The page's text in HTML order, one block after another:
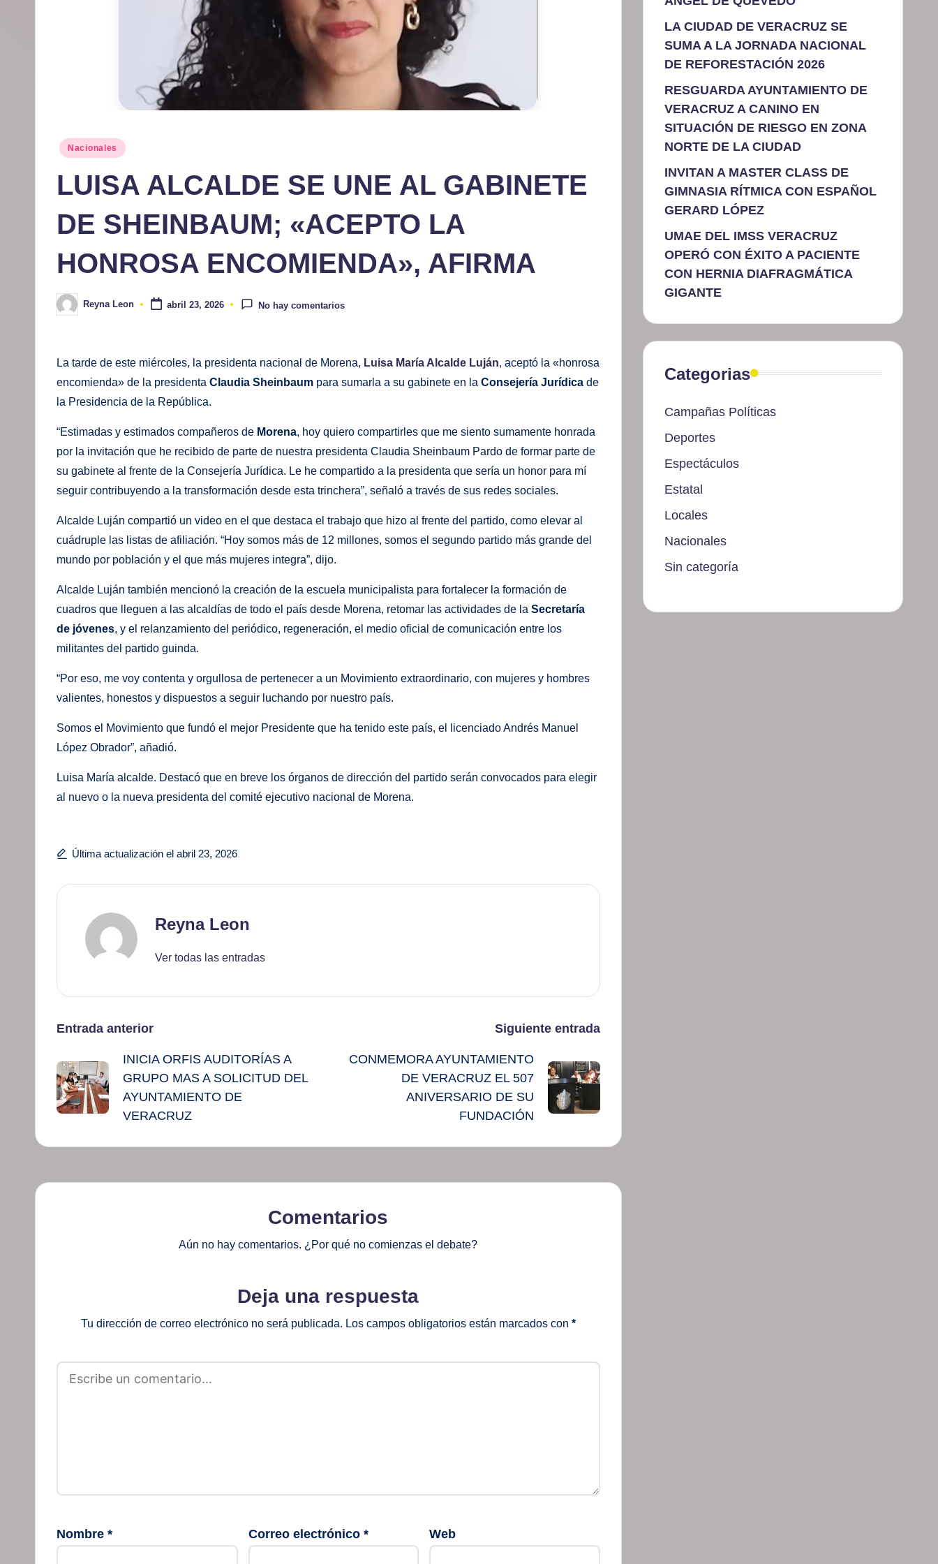
Publicado
Nacionales
LUISA ALCALDE SE UNE AL GABINETE
DE SHEINBAUM; «ACEPTO LA
HONROSA ENCOMIENDA», AFIRMA
Publicado
por
Reyna Leon abril 23, 2026 No hay comentarios
La tarde de este miércoles, la presidenta nacional de Morena, Luisa María Alcalde Luján, aceptó la «honrosa
encomienda» de la presidenta Claudia Sheinbaum para sumarla a su gabinete en la Consejería Jurídica de
la Presidencia de la República.
“Estimadas y estimados compañeros de Morena, hoy quiero compartirles que me siento sumamente honrada
por la invitación que he recibido de parte de nuestra presidenta Claudia Sheinbaum Pardo de formar parte de
su gabinete al frente de la Consejería Jurídica. Le he compartido a la presidenta que sería un honor para mí
seguir contribuyendo a la transformación desde esta trinchera”, señaló a través de sus redes sociales.
Alcalde Luján compartió un video en el que destaca el trabajo que hizo al frente del partido, como elevar al
cuádruple las listas de afiliación. “Hoy somos más de 12 millones, somos el segundo partido más grande del
mundo por población y el que más mujeres integra”, dijo.
Alcalde Luján también mencionó la creación de la escuela municipalista para fortalecer la formación de
cuadros que lleguen a las alcaldías de todo el país desde Morena, retomar las actividades de la Secretaría
de jóvenes, y el relanzamiento del periódico, regeneración, el medio oficial de comunicación entre los
militantes del partido guinda.
“Por eso, me voy contenta y orgullosa de pertenecer a un Movimiento extraordinario, con mujeres y hombres
valientes, honestos y dispuestos a seguir luchando por nuestro país.
Somos el Movimiento que fundó el mejor Presidente que ha tenido este país, el licenciado Andrés Manuel
López Obrador”, añadió.
Luisa María alcalde. Destacó que en breve los órganos de dirección del partido serán convocados para elegir
al nuevo o la nueva presidenta del comité ejecutivo nacional de Morena.
Última actualización el abril 23, 2026
Reyna Leon
Ver todas las entradas
Navegación
de
entradas
Entrada anterior
INICIA ORFIS AUDITORÍAS A
GRUPO MAS A SOLICITUD DEL
AYUNTAMIENTO DE
VERACRUZ
Siguiente entrada
CONMEMORA AYUNTAMIENTO
DE VERACRUZ EL 507
ANIVERSARIO DE SU
FUNDACIÓN
Comentarios
Aún no hay comentarios. ¿Por qué no comienzas el debate?
Deja una respuesta
Tu dirección de correo electrónico no será publicada. Los campos obligatorios están marcados con *
Nombre * Correo electrónico * Web
LA CIUDAD DE VERACRUZ SE
SUMA A LA JORNADA NACIONAL
DE REFORESTACIÓN 2026
RESGUARDA AYUNTAMIENTO DE
VERACRUZ A CANINO EN
SITUACIÓN DE RIESGO EN ZONA
NORTE DE LA CIUDAD
INVITAN A MASTER CLASS DE
GIMNASIA RÍTMICA CON ESPAÑOL
GERARD LÓPEZ
UMAE DEL IMSS VERACRUZ
OPERÓ CON ÉXITO A PACIENTE
CON HERNIA DIAFRAGMÁTICA
GIGANTE
Categorias
Campañas Políticas
Deportes
Espectáculos
Estatal
Locales
Nacionales
Sin categoría